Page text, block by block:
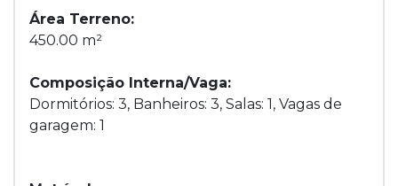
Área Terreno:
450.00 m²
Composição Interna/Vaga:
Dormitórios: 3, Banheiros: 3, Salas: 1, Vagas de
garagem: 1